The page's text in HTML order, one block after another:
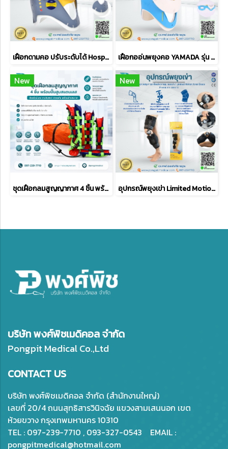
เฝือกดามคอ ปรับระดับได้ Hospro รุ่น CC-01 เฝือกออ่นพยุงคอ YAMADA รุ่น YJK-18
New
ชุดเฝือกลมสูญญากาศ 4 ชิ้น พร้อมปั้มสูลสแตนเลส
New
อุปกรณ์พยุงเข่า Limited Motion Knee Brace Premiume แบบยาว
บริษัท พงศ์พิชเมดิคอล จำกัด
Pongpit Medical Co.,Ltd
CONTACT US
บริษัท พงศ์พิชเมดิคอล จำกัด (สำนักงานใหญ่)
เลขที่ 20/4 ถนนสุทธิสารวินิจฉัย แขวงสามเสนนอก เขต
ห้วยขวาง กรุงเทพมหานคร 10310
TEL : 097-239-7710 , 093-327-0543 EMAIL :
pongpitmedical@hotmail.com